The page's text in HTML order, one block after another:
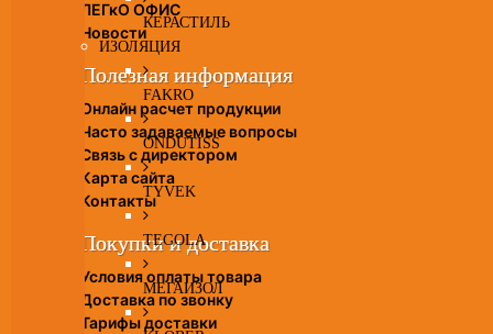
КЕРАСТИЛЬ
ИЗОЛЯЦИЯ
FAKRO
ONDUTISS
TYVEK
TEGOLA
МЕГАИЗОЛ
ЛЕГкО ОФИС
Новости
Полезная информация
Онлайн расчет продукции
Часто задаваемые вопросы
Связь с директором
Карта сайта
Контакты
Покупки и доставка
Условия оплаты товара
Доставка по звонку
Тарифы доставки